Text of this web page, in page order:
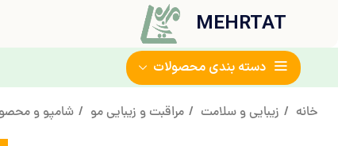
MEHRTAT
دسته بندی محصولات
خانه زیبایی و سلامت مراقبت و زیبایی مو شامپو و